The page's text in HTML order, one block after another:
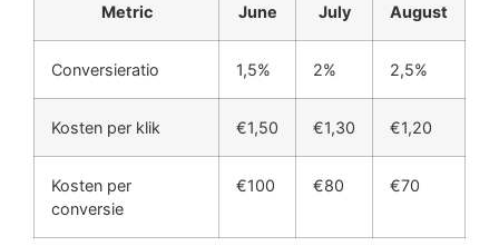
Metric June July August
Conversieratio 1,5% 2% 2,5%
Kosten per klik €1,50 €1,30 €1,20
Kosten per
conversie
€100 €80 €70